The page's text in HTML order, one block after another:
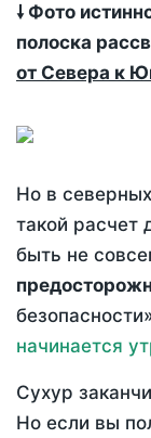
🠗 Фото
полоска
от Севера к
Но в
такой расчет
быть не
начинается
Сухур
Но если вы